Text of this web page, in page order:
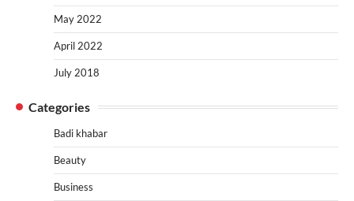
May 2022
April 2022
July 2018
Categories
Badi khabar
Beauty
Business